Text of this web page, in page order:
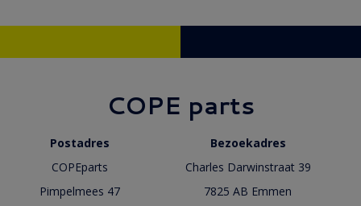
COPE parts
Postadres
Bezoekadres
COPEparts
Charles Darwinstraat 39
Pimpelmees 47
7825 AB Emmen